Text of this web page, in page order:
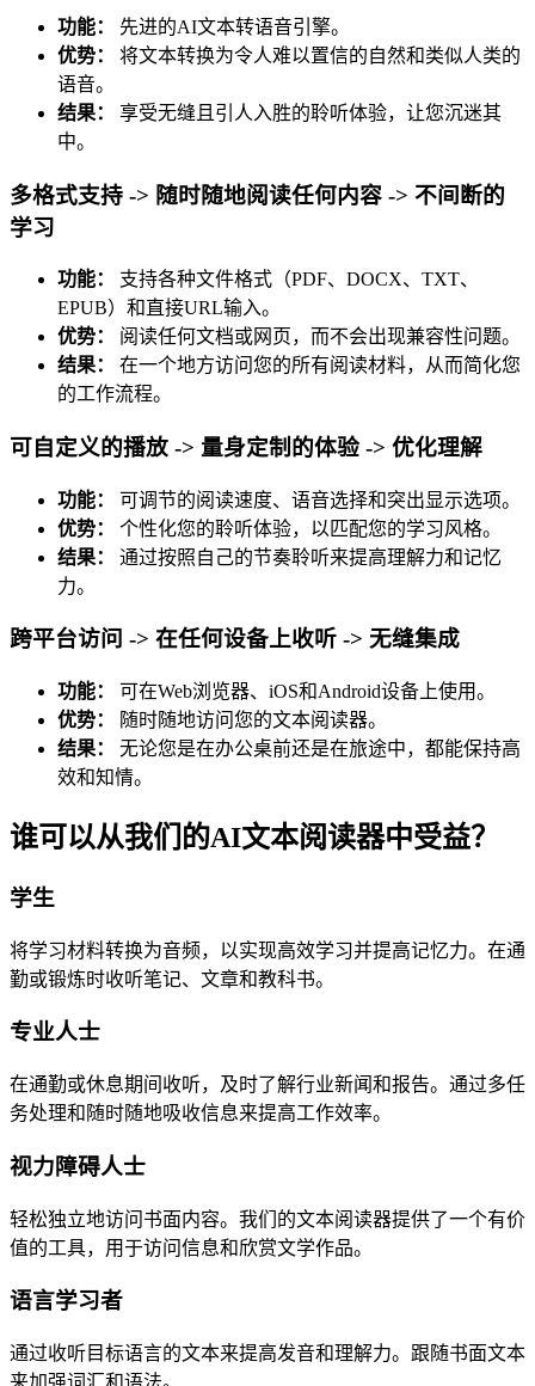
功能：
先进的AI文本转语音引擎。
优势：
将文本转换为令人难以置信的自然和类似人类的
语音。
结果：
享受无缝且引人入胜的聆听体验，让您沉迷其
中。
多格式支持 -> 随时随地阅读任何内容 -> 不间断的
学习
功能：
支持各种文件格式（PDF、DOCX、TXT、
EPUB）和直接URL输入。
优势：
阅读任何文档或网页，而不会出现兼容性问题。
结果：
在一个地方访问您的所有阅读材料，从而简化您
的工作流程。
可自定义的播放 -> 量身定制的体验 -> 优化理解
功能：
可调节的阅读速度、语音选择和突出显示选项。
优势：
个性化您的聆听体验，以匹配您的学习风格。
结果：
通过按照自己的节奏聆听来提高理解力和记忆
力。
跨平台访问 -> 在任何设备上收听 -> 无缝集成
功能：
可在Web浏览器、iOS和Android设备上使用。
优势：
随时随地访问您的文本阅读器。
结果：
无论您是在办公桌前还是在旅途中，都能保持高
效和知情。
谁可以从我们的AI文本阅读器中受益？
学生
将学习材料转换为音频，以实现高效学习并提高记忆力。在通
勤或锻炼时收听笔记、文章和教科书。
专业人士
在通勤或休息期间收听，及时了解行业新闻和报告。通过多任
务处理和随时随地吸收信息来提高工作效率。
视力障碍人士
轻松独立地访问书面内容。我们的文本阅读器提供了一个有价
值的工具，用于访问信息和欣赏文学作品。
语言学习者
通过收听目标语言的文本来提高发音和理解力。跟随书面文本
来加强词汇和语法。